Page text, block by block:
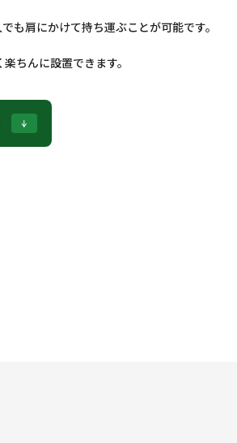
も肩にかけて持ち運ぶことが可能です。
ちんに設置できます。